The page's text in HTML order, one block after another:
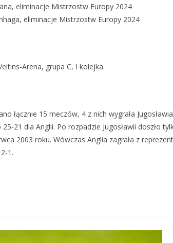
eliminacje Mistrzostw Europy 2024
eliminacje Mistrzostw Europy 2024
Arena, grupa C, I kolejka
łącznie 15 meczów, 4 z nich wygrała
21 dla Anglii. Po rozpadzie Jugosławii doszło
2003 roku. Wówczas Anglia zagrała z
1.